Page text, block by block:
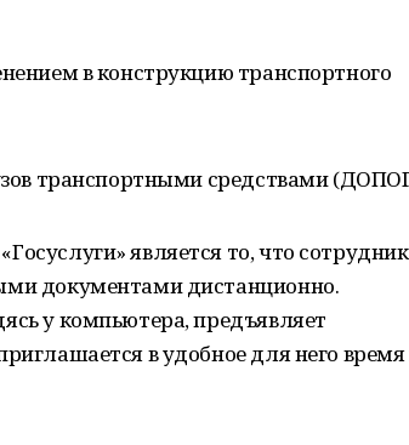
в конструкцию транспортного
транспортными средствами
является то, что
документами дистанционно.
у компьютера, предъявляет
в удобное для него время